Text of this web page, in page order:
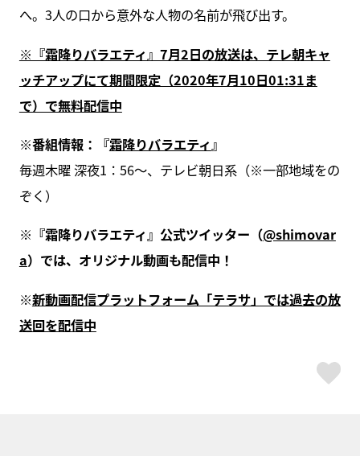
へ。3人の口から意外な人物の名前が飛び出す。
※『霜降りバラエティ』7月2日の放送は、テレ朝キャ
ッチアップにて期間限定（2020年7月10日01:31ま
で）で無料配信中
※番組情報：『霜降りバラエティ』
毎週木曜 深夜1：56～、テレビ朝日系（※一部地域をの
ぞく）
※ 『霜降りバラエティ』公式ツイッター（@shimovar
a）では、オリジナル動画も配信中！
※新動画配信プラットフォーム「テラサ」では過去の放
送回を配信中